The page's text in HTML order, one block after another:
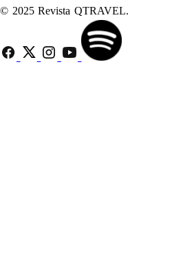
© 2025 Revista QTRAVEL.